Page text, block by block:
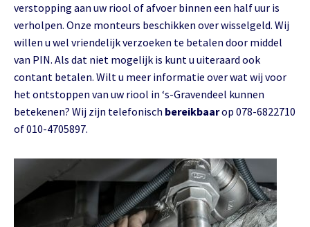
verstopping aan uw riool of afvoer binnen een half uur is
verholpen. Onze monteurs beschikken over wisselgeld. Wij
willen u wel vriendelijk verzoeken te betalen door middel
van PIN. Als dat niet mogelijk is kunt u uiteraard ook
contant betalen. Wilt u meer informatie over wat wij voor
het ontstoppen van uw riool in ‘s-Gravendeel kunnen
betekenen? Wij zijn telefonisch bereikbaarop 078-6822710
of 010-4705897.